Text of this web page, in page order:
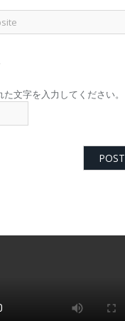
文字を入力してください。